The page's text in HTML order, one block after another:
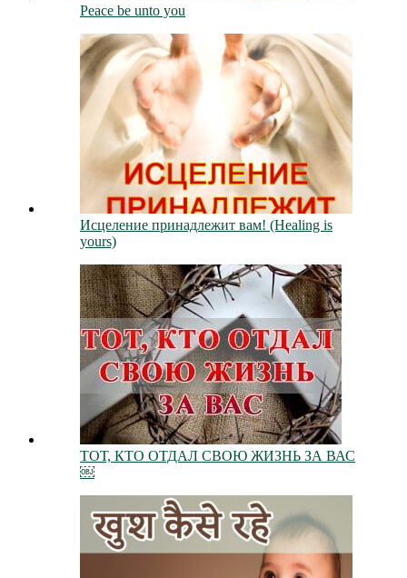
Peace be unto you
Исцеление принадлежит вам! (Healing is
yours)
ТОТ, КТО ОТДАЛ СВОЮ ЖИЗНЬ ЗА ВАС
￼